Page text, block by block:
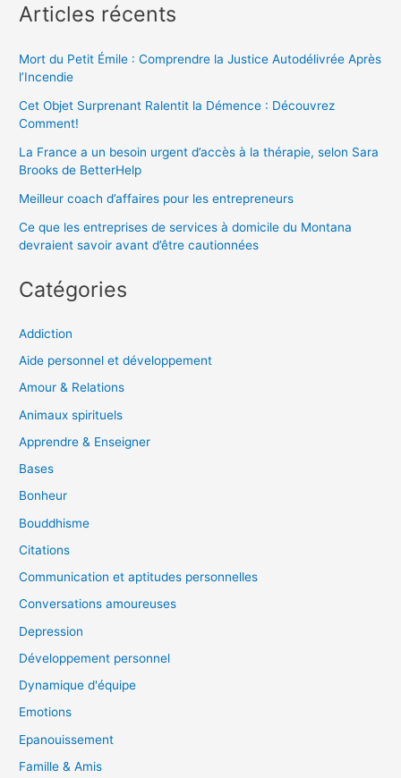
Articles récents
Mort du Petit Émile : Comprendre la Justice Autodélivrée Après
l’Incendie
Cet Objet Surprenant Ralentit la Démence : Découvrez
Comment!
La France a un besoin urgent d’accès à la thérapie, selon Sara
Brooks de BetterHelp
Meilleur coach d’affaires pour les entrepreneurs
Ce que les entreprises de services à domicile du Montana
devraient savoir avant d’être cautionnées
Catégories
Addiction
Aide personnel et développement
Amour & Relations
Animaux spirituels
Apprendre & Enseigner
Bases
Bonheur
Bouddhisme
Citations
Communication et aptitudes personnelles
Conversations amoureuses
Depression
Développement personnel
Dynamique d'équipe
Emotions
Epanouissement
Famille & Amis